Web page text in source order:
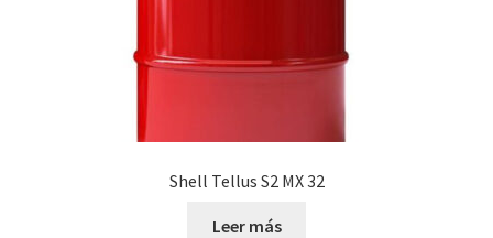
Shell Tellus S2 MX 32
Leer más